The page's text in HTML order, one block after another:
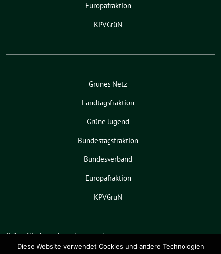
Europafraktion
KPVGrüN
Grünes Netz
Landtagsfraktion
Grüne Jugend
Bundestagsfraktion
Bundesverband
Europafraktion
KPVGrüN
Grüne Niedersachsen benutzt das
freie grüne Themesunflower ‐ ein
Diese Website verwendet Cookies und andere Technologien